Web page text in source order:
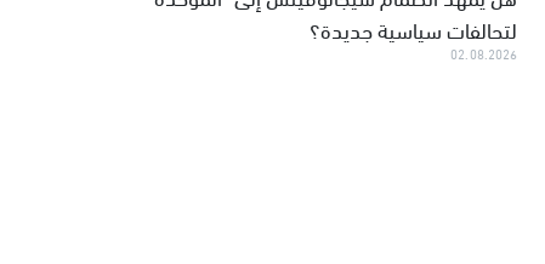
لتحالفات سياسية جديدة؟
02.08.2026